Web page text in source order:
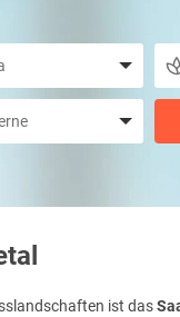
ist das